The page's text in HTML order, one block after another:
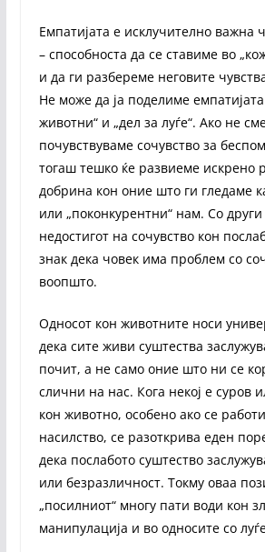
Емпатијата е исклучително важна
– способноста да се ставиме во
и да ги разбереме неговите
Не може да ја поделиме
животни“ и „дел за луѓе“. Ако не
почувствуваме сочувство за
тогаш тешко ќе развиеме искрено
добрина кон оние што ги гледаме
или „поконкурентни“ нам. Со
недостигот на сочувство кон
знак дека човек има проблем со
воопшто.
Односот кон животните носи
дека сите живи суштества
почит, а не само оние што ни се
слични на нас. Кога некој е суров
кон животно, особено ако се
насилство, се разоткрива еден
дека послабото суштество
или безразличност. Токму оваа
„посилниот“ многу пати води кон
манипулација и во односите со